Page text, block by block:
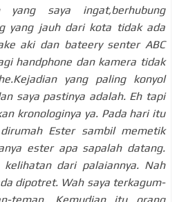
yang saya ingat,berhubung
yang jauh dari kota tidak ada
aki dan bateery senter ABC
handphone dan kamera tidak
yang paling konyol
saya pastinya adalah. Eh tapi
kronologinya ya. Pada hari itu
Ester sambil memetik
ester apa sapalah datang.
dari palaiannya. Nah
dipotret. Wah saya terkagum-
teman. Kemudian itu orang